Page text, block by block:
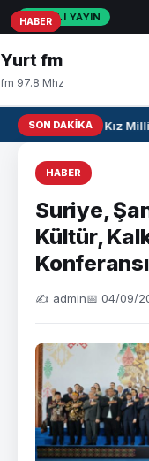
CANLI YAYIN
Yurt fm
fm 97.8 Mhz
SON DAKIKAU17 Kız
HABER
Suriye,
Kültür,
✍️ admin📅 04/09/
HABER
HABER
HABER